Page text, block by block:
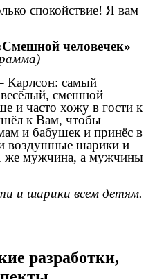
спокойствие! Я вам
человечек»
Карлсон: самый
смешной
и часто хожу в гости к
к Вам, чтобы
и бабушек и принёс в
воздушные шарики и
же мужчина, а мужчины
и шарики всем детям.
разработки,